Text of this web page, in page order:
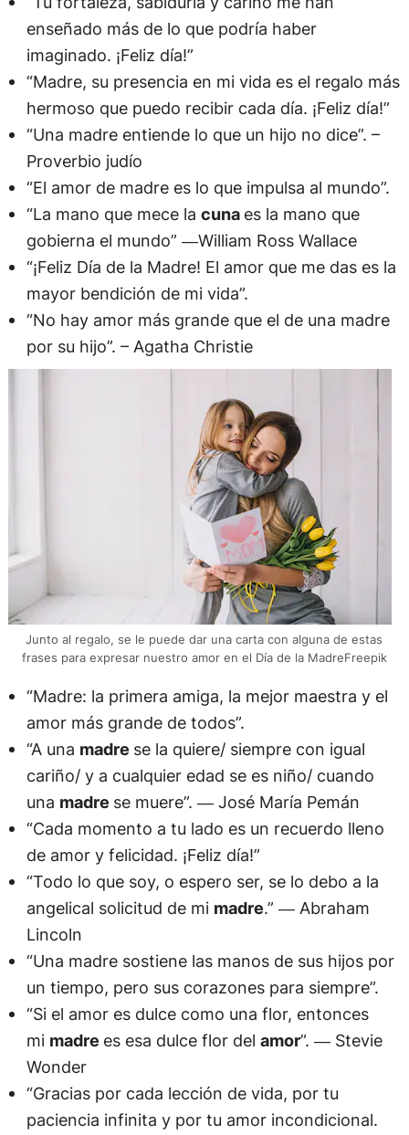
enseñado más de lo que podría haber
imaginado. ¡Feliz día!”
“Madre, su presencia en mi vida es el regalo más
hermoso que puedo recibir cada día. ¡Feliz día!”
“Una madre entiende lo que un hijo no dice”. –
Proverbio judío
“El amor de madre es lo que impulsa al mundo”.
“La mano que mece la cuna es la mano que
gobierna el mundo” ―William Ross Wallace
“¡Feliz Día de la Madre! El amor que me das es la
mayor bendición de mi vida”.
“No hay amor más grande que el de una madre
por su hijo”. – Agatha Christie
Junto al regalo, se le puede dar una carta con alguna de estas
frases para expresar nuestro amor en el Día de la MadreFreepik
“Madre: la primera amiga, la mejor maestra y el
amor más grande de todos”.
“A una madre se la quiere/ siempre con igual
cariño/ y a cualquier edad se es niño/ cuando
una madre se muere”. ― José María Pemán
“Cada momento a tu lado es un recuerdo lleno
de amor y felicidad. ¡Feliz día!”
“Todo lo que soy, o espero ser, se lo debo a la
angelical solicitud de mi madre.” ― Abraham
Lincoln
“Una madre sostiene las manos de sus hijos por
un tiempo, pero sus corazones para siempre”.
“Si el amor es dulce como una flor, entonces
mi madre es esa dulce flor del amor”. ― Stevie
Wonder
“Gracias por cada lección de vida, por tu
paciencia infinita y por tu amor incondicional.